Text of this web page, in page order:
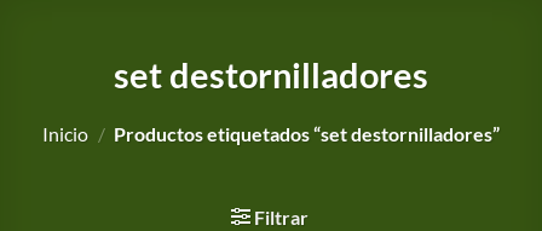
set destornilladores
Inicio / Productos etiquetados “set destornilladores”
Filtrar